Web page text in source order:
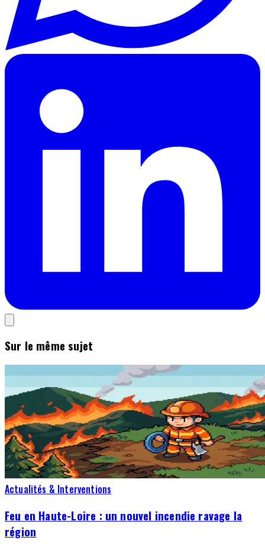
Sur le même sujet
Actualités & Interventions
Feu en Haute-Loire : un nouvel incendie ravage la
région